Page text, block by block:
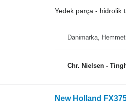
Yedek parça - hidrolik
Danimarka, Hemmet
Chr. Nielsen -
New Holland